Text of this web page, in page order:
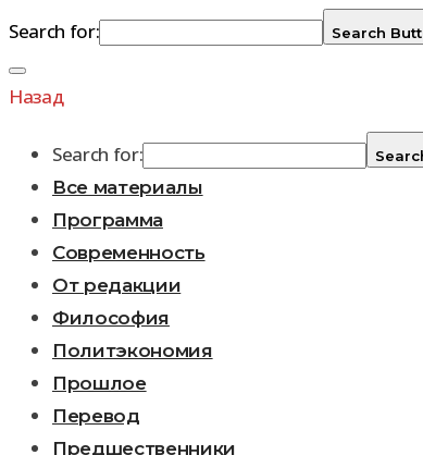
Search for: Search
Перейти
к
Назад
Search for:
Все материалы
Программа
Современность
От редакции
Философия
Политэкономия
Прошлое
Перевод
Предшественники